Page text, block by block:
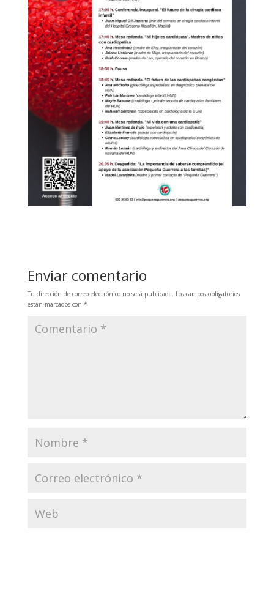
Enviar comentario
Tu dirección de correo electrónico no será publicada. Los campos obligatorios
están marcados con *